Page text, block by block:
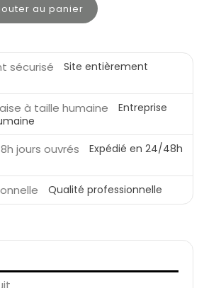
au panier
Site entièrement
Entreprise
Expédié en 24/48h
Qualité professionnelle